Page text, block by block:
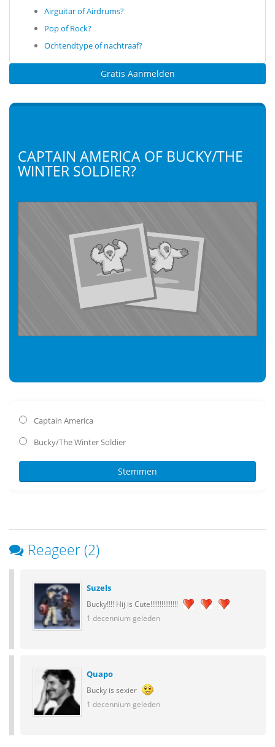
Airguitar of Airdrums?
Pop of Rock?
Ochtendtype of nachtraaf?
Gratis Aanmelden
CAPTAIN AMERICA OF BUCKY/THE
WINTER SOLDIER?
Captain America
Bucky/The Winter Soldier
Reageer (2)
Suzels
Bucky!!!! Hij is Cute!!!!!!!!!!!!!!!
1 decennium geleden
Quapo
Bucky is sexier
1 decennium geleden